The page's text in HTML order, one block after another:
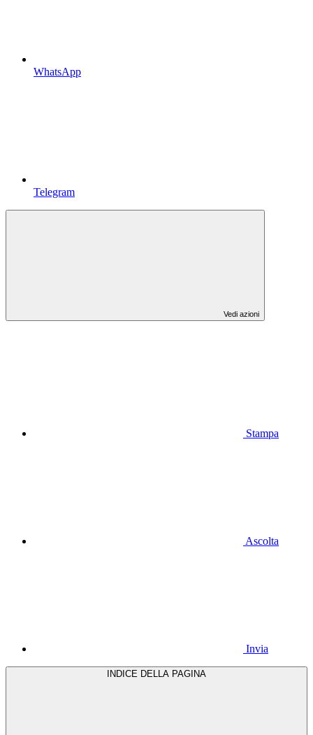
WhatsApp
Telegram
Vedi azioni
Stampa
Ascolta
Invia